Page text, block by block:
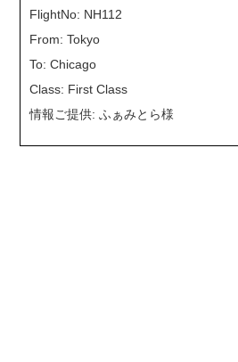
FlightNo: NH112
From: Tokyo
To: Chicago
Class: First Class
情報ご提供: ふぁみとら様